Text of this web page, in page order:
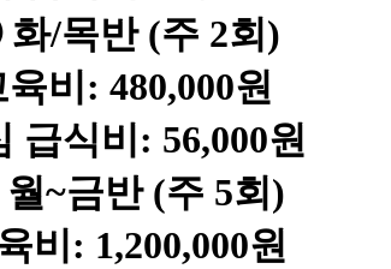
/목반 (주 2회)
육비: 480,000원
급식비: 56,000원
~금반 (주 5회)
비: 1,200,000원